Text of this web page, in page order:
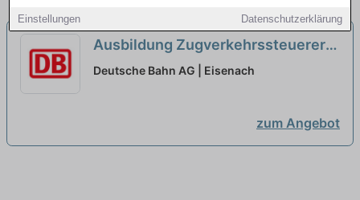
Einstellungen Datenschutzerklärung
Ausbildung Zugverkehrssteuerer
2027 (w/m/d)... neu
Deutsche Bahn AG | Eisenach
zum Angebot